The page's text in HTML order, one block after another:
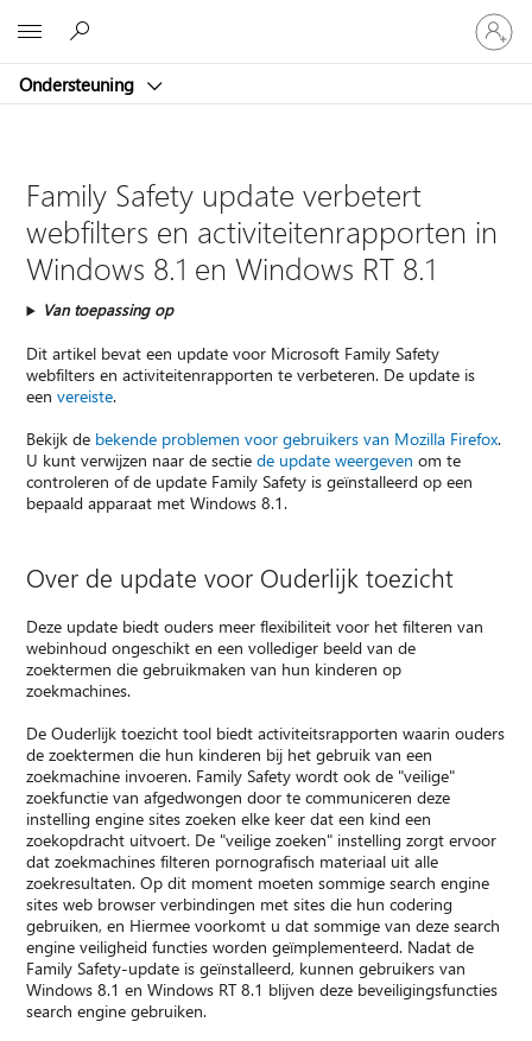
Ondersteuning
Meld
je
aan
je
Family Safety update verbetert
webfilters en activiteitenrapporten in
Windows 8.1 en Windows RT 8.1
Van toepassing op
Dit artikel bevat een update voor Microsoft Family Safety
webfilters en activiteitenrapporten te verbeteren. De update is
eenvereiste.
Bekijk de bekende problemen voor gebruikers van Mozilla Firefox.
U kunt verwijzen naar de sectiede update weergeven om te
controleren of de update Family Safety is geïnstalleerd op een
bepaald apparaat met Windows 8.1.
Over de update voor Ouderlijk toezicht
Deze update biedt ouders meer flexibiliteit voor het filteren van
webinhoud ongeschikt en een vollediger beeld van de
zoektermen die gebruikmaken van hun kinderen op
zoekmachines.
De Ouderlijk toezicht tool biedt activiteitsrapporten waarin ouders
de zoektermen die hun kinderen bij het gebruik van een
zoekmachine invoeren. Family Safety wordt ook de "veilige"
zoekfunctie van afgedwongen door te communiceren deze
instelling engine sites zoeken elke keer dat een kind een
zoekopdracht uitvoert. De "veilige zoeken" instelling zorgt ervoor
dat zoekmachines filteren pornografisch materiaal uit alle
zoekresultaten. Op dit moment moeten sommige search engine
sites web browser verbindingen met sites die hun codering
gebruiken, en Hiermee voorkomt u dat sommige van deze search
engine veiligheid functies worden geïmplementeerd. Nadat de
Family Safety-update is geïnstalleerd, kunnen gebruikers van
Windows 8.1 en Windows RT 8.1 blijven deze beveiligingsfuncties
search engine gebruiken.